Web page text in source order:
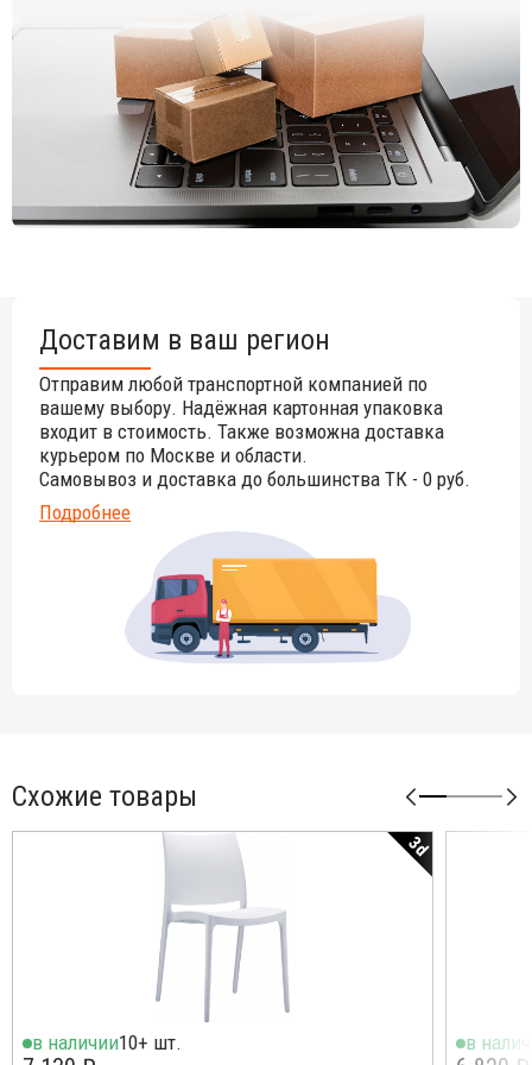
Доставим в ваш регион
Отправим любой транспортной компанией по
вашему выбору. Надёжная картонная упаковка
входит в стоимость. Также возможна доставка
курьером по Москве и области.
Самовывоз и доставка до большинства ТК - 0 руб.
Подробнее
Схожие товары
3d
в наличии10+ шт. в